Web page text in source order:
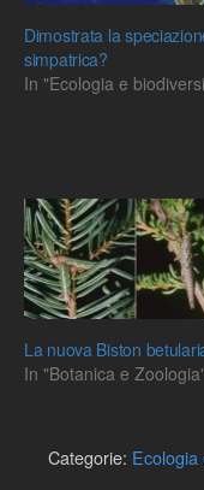
Dimostrata la
simpatrica?
In "Ecologia e
La nuova Biston
In "Botanica e Zoologia"
Categorie: Ecologia